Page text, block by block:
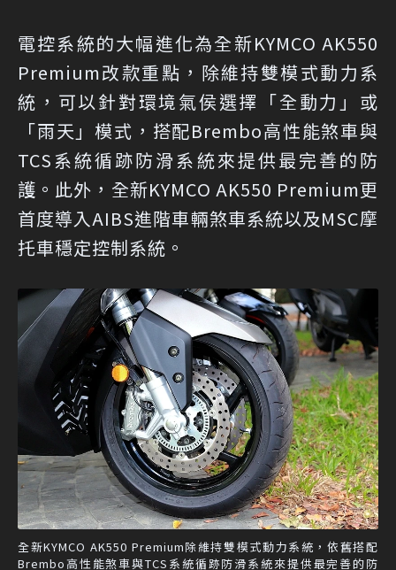
電控系統的大幅進化為全新KYMCO AK550
Premium改款重點，除維持雙模式動力系
統，可以針對環境氣侯選擇「全動力」或
「雨天」模式，搭配Brembo高性能煞車與
TCS系統循跡防滑系統來提供最完善的防
護。此外，全新KYMCO AK550 Premium更
首度導入AIBS進階車輛煞車系統以及MSC摩
托車穩定控制系統。
全新KYMCO AK550 Premium除維持雙模式動力系統，依舊搭配
Brembo高性能煞車與TCS系統循跡防滑系統來提供最完善的防